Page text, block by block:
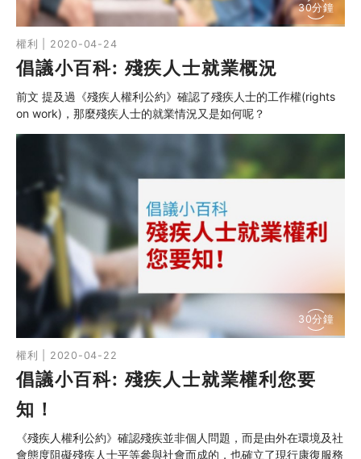
權利 | 2020-04-24
30分鐘
倡議小百科: 殘疾人士就業概況
前文 提及過《殘疾人權利公約》確認了殘疾人士的工作權(rights
on work)，那麼殘疾人士的就業情況又是如何呢？
權利 | 2020-04-22
30分鐘
倡議小百科: 殘疾人士就業權利您要
知！
《殘疾人權利公約》確認殘疾並非個人問題，而是由外在環境及社
會態度阻礙殘疾人士平等參與社會而成的，也確立了現行康復服務